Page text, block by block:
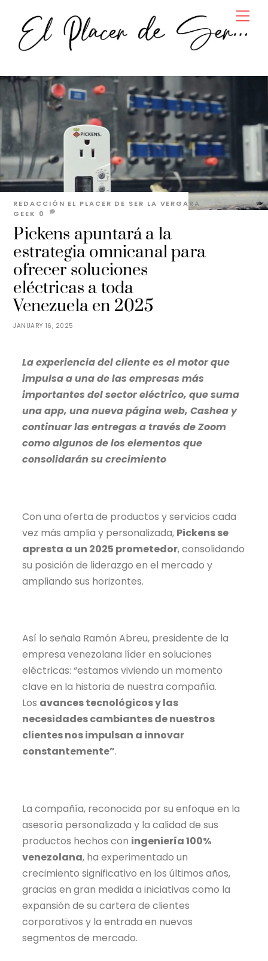
content
JANUARY 16, 2025
Pickens apuntará a la
estrategia omnicanal para
ofrecer soluciones
eléctricas a toda
Venezuela en 2025
REDACCIÓN EL PLACER DE SER LA VERGARA
GEEK 0
La experiencia del cliente es el motor que
impulsa a una de las empresas más
importantes del sector eléctrico, que suma
una app, una nueva página web, Cashea y
continuar las entregas a través de Zoom
como algunos de los elementos que
consolidarán su crecimiento
Con una oferta de productos y servicios cada
vez más amplia y personalizada, Pickens se
apresta a un 2025 prometedor, consolidando
su posición de liderazgo en el mercado y
ampliando sus horizontes.
Así lo señala Ramón Abreu, presidente de la
empresa venezolana líder en soluciones
eléctricas: “estamos viviendo un momento
clave en la historia de nuestra compañía.
Los avances tecnológicos y las
necesidades cambiantes de nuestros
clientes nos impulsan a innovar
constantemente”.
La compañía, reconocida por su enfoque en la
asesoría personalizada y la calidad de sus
productos hechos con ingeniería 100%
venezolana, ha experimentado un
crecimiento significativo en los últimos años,
gracias en gran medida a iniciativas como la
expansión de su cartera de clientes
corporativos y la entrada en nuevos
segmentos de mercado.